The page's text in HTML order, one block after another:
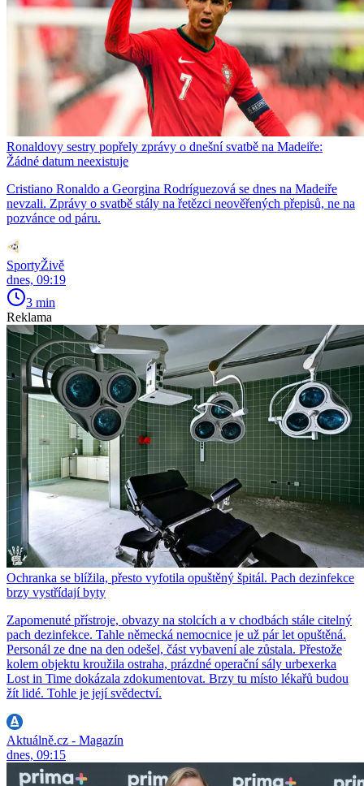
Ronaldovy sestry popřely zprávy o dnešní svatbě na Madeiře:
Žádné datum neexistuje
Cristiano Ronaldo a Georgina Rodríguezová se dnes na Madeiře
nevzali. Zprávy o svatbě stály na řetězci neověřených přepisů, ne na
pozvánce od páru.
SportyŽivě
dnes, 09:19
3 min
Reklama
Ochranka se blížila, přesto vyfotila opuštěný špitál. Pach dezinfekce
brzy vystřídají byty
Zapomenuté přístroje, obvazy na stolcích a v chodbách stále citelný
pach dezinfekce. Tahle německá nemocnice je už pár let opuštěná.
Personál ze dne na den odešel, část vybavení ale zůstala. Přestože
kolem objektu kroužila ostraha, prázdné operační sály urbexerka
Lost in Time dokázala zdokumentovat. Brzy tu místo lékařů budou
žít lidé. Tohle je její svědectví.
Aktuálně.cz - Magazín
dnes, 09:15